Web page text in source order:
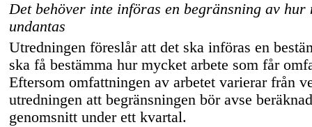
Det behöver inte införas en begränsning av hur
undantas
Utredningen föreslår att det ska införas en
ska få bestämma hur mycket arbete som får
Eftersom omfattningen av arbetet varierar från
utredningen att begränsningen bör avse
genomsnitt under ett kvartal.